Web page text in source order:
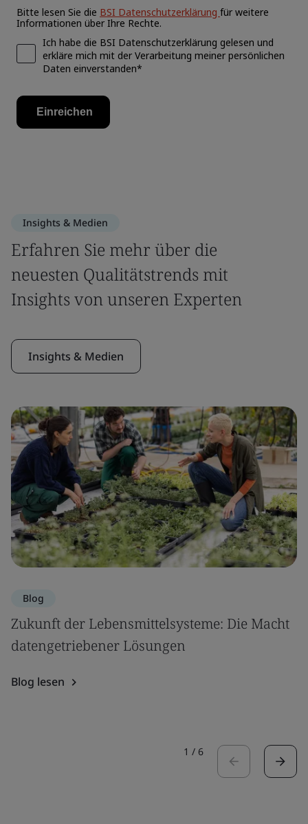
Insights & Medien
Erfahren Sie mehr über die
neuesten Qualitätstrends mit
Insights von unseren Experten
Insights & Medien
Blog
Zukunft der Lebensmittelsysteme: Die Macht
datengetriebener Lösungen
Blog lesen
1 / 6